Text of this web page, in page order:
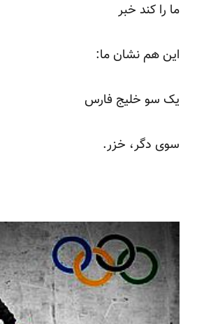
ما را کند خبر
این هم نشان ما:
یک سو خلیج فارس
سوی دگر، خزر.